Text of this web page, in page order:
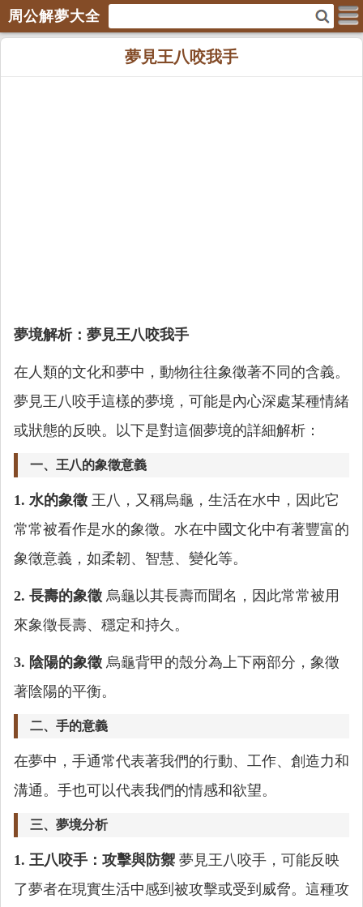
周公解夢大全
夢見王八咬我手
夢境解析：夢見王八咬我手
在人類的文化和夢中，動物往往象徵著不同的含義。
夢見王八咬手這樣的夢境，可能是內心深處某種情緒
或狀態的反映。以下是對這個夢境的詳細解析：
一、王八的象徵意義
1. 水的象徵 王八，又稱烏龜，生活在水中，因此它
常常被看作是水的象徵。水在中國文化中有著豐富的
象徵意義，如柔韌、智慧、變化等。
2. 長壽的象徵 烏龜以其長壽而聞名，因此常常被用
來象徵長壽、穩定和持久。
3. 陰陽的象徵 烏龜背甲的殼分為上下兩部分，象徵
著陰陽的平衡。
二、手的意義
在夢中，手通常代表著我們的行動、工作、創造力和
溝通。手也可以代表我們的情感和欲望。
三、夢境分析
1. 王八咬手：攻擊與防禦 夢見王八咬手，可能反映
了夢者在現實生活中感到被攻擊或受到威脅。這種攻